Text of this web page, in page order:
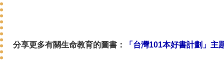
分享更多有關生命教育的圖書： 「台灣101本好書計劃」主